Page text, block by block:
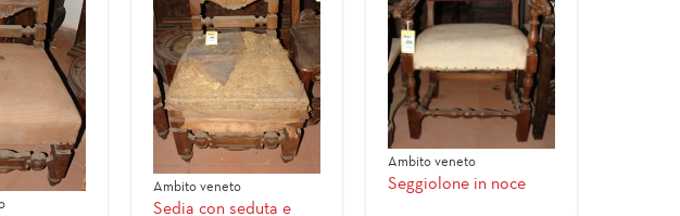
Ambito veneto
Sedia con seduta e
Ambito veneto
Seggiolone in noce